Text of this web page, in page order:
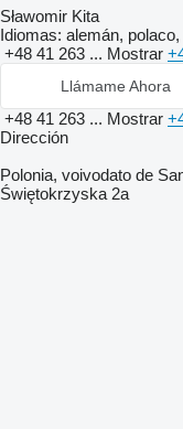
Sławomir Kita
Idiomas: alemán, polaco,
+48 41 263 ... Mostrar
Llámame Ahora
+48 41 263 ... Mostrar
Dirección
Polonia, voivodato de
Świętokrzyska 2a